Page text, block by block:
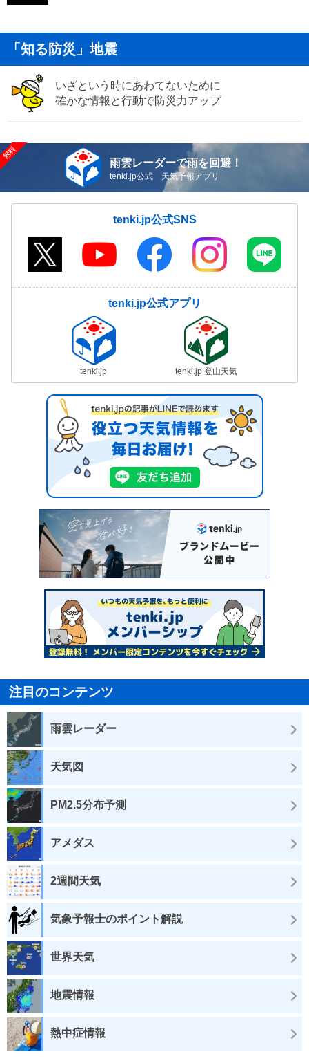
「知る防災」地震
いざという時にあわてないために
確かな情報と行動で防災力アップ
雨雲レーダーで雨を回避！
tenki.jp公式 天気予報アプリ
tenki.jp公式SNS
tenki.jp公式アプリ
tenki.jp tenki.jp 登山天気
注目のコンテンツ
雨雲レーダー
天気図
PM2.5分布予測
アメダス
2週間天気
気象予報士のポイント解説
世界天気
地震情報
熱中症情報